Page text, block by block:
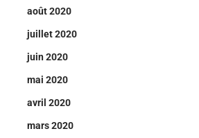
août 2020
juillet 2020
juin 2020
mai 2020
avril 2020
mars 2020